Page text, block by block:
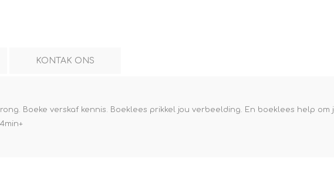
KONTAK ONS
Boeke verskaf kennis. Boeklees prikkel jou verbeelding. En boeklees help